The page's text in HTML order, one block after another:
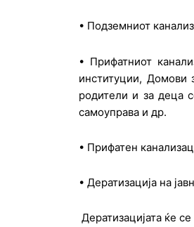
• Подземниот
• Прифатниот
институции, Домови
родители и за деца
самоуправа и др.
• Прифатен
• Дератизација на
Дератизацијата ќе